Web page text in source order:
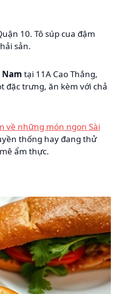
10. Tô súp cua đậm
sản.
Nam tại 11A Cao Thắng,
đặc trưng, ăn kèm với chả
về những món ngon Sài
thống hay đang thử
ẩm thực.